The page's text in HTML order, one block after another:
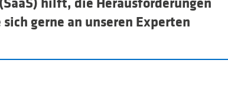
hilft, die Herausforderungen
gerne an unseren Experten